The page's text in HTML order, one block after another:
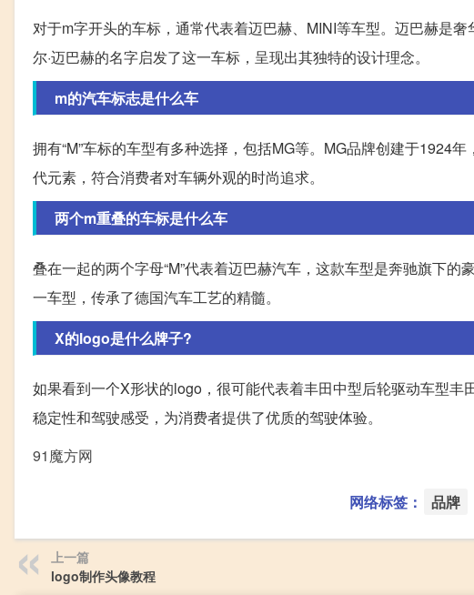
对于m字开头的车标，通常代表着迈巴赫、MINI等车型。迈巴赫是
尔·迈巴赫的名字启发了这一车标，呈现出其独特的设计理念。
m的汽车标志是什么车
拥有“M”车标的车型有多种选择，包括MG等。MG品牌创建于1924
代元素，符合消费者对车辆外观的时尚追求。
两个m重叠的车标是什么车
叠在一起的两个字母“M”代表着迈巴赫汽车，这款车型是奔驰旗下
一车型，传承了德国汽车工艺的精髓。
X的logo是什么牌子?
如果看到一个X形状的logo，很可能代表着丰田中型后轮驱动车型
稳定性和驾驶感受，为消费者提供了优质的驾驶体验。
91魔方网
网络标签： 品牌
上一篇
logo制作头像教程